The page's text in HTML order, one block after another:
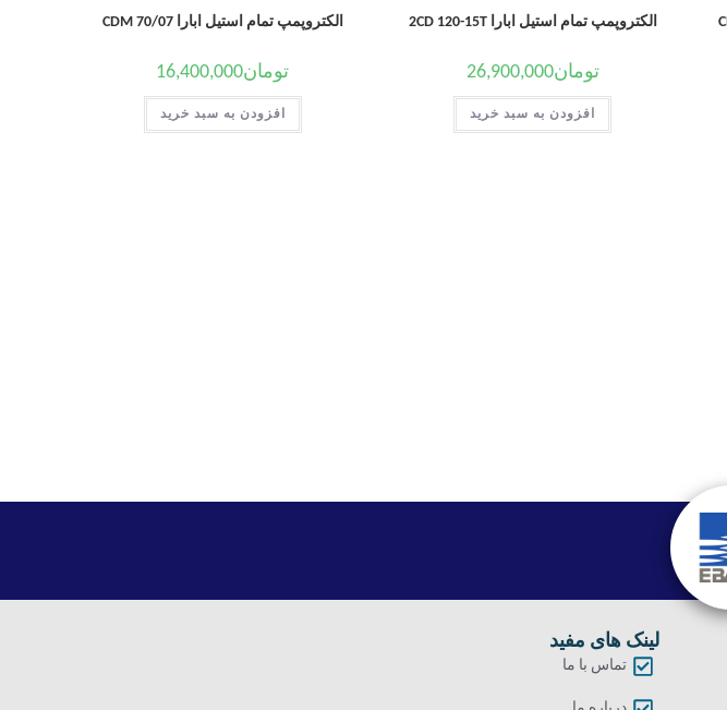
الکتروپمپ تمام استیل ابارا 2CD 120-15T
تومان26,900,000
افزودن به سبد خرید
الکتروپمپ تمام استیل ابارا CDM 70/07
تومان16,400,000
افزودن به سبد خرید
لینک های مفید
تماس با ما